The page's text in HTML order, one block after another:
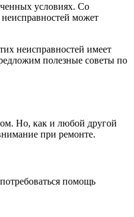
условиях. Со
может
неисправностей имеет
полезные советы по
Но, как и любой другой
при ремонте.
помощь